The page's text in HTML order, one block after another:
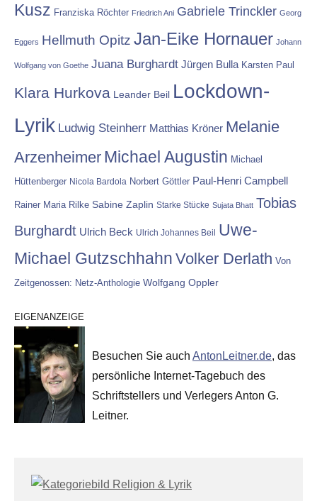
Kusz Franziska Röchter Friedrich Ani Gabriele Trinckler Georg
Eggers Hellmuth Opitz Jan-Eike Hornauer Johann
Wolfgang von Goethe Juana Burghardt Jürgen Bulla Karsten Paul
Klara Hurkova Leander Beil Lockdown-
Lyrik Ludwig Steinherr Matthias Kröner Melanie
Arzenheimer Michael Augustin Michael
Hüttenberger Nicola Bardola Norbert Göttler Paul-Henri Campbell
Rainer Maria Rilke Sabine Zaplin Starke Stücke Sujata Bhatt Tobias
Burghardt Ulrich Beck Ulrich Johannes Beil
Uwe-
Michael Gutzschhahn Volker Derlath Von
Zeitgenossen: Netz-Anthologie Wolfgang Oppler
EIGENANZEIGE
Besuchen Sie auch AntonLeitner.de, das
persönliche Internet-Tagebuch des
Schriftstellers und Verlegers Anton G.
Leitner.